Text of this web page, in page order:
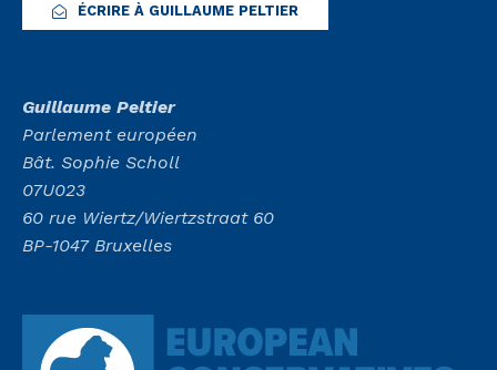
ÉCRIRE À GUILLAUME PELTIER
Guillaume Peltier
Parlement européen
Bât. Sophie Scholl
07U023
60 rue Wiertz/Wiertzstraat 60
BP-1047 Bruxelles